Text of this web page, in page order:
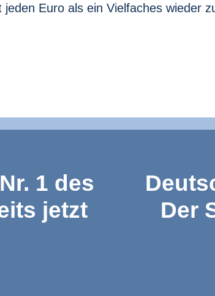
jeden Euro als ein Vielfaches wieder
1 des
jetzt
Der